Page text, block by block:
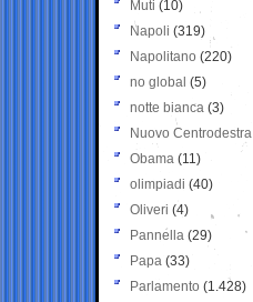
Muti (10)
Napoli (319)
Napolitano (220)
no global (5)
notte bianca (3)
Nuovo Centrodestra
Obama (11)
olimpiadi (40)
Oliveri (4)
Pannella (29)
Papa (33)
Parlamento (1.428)